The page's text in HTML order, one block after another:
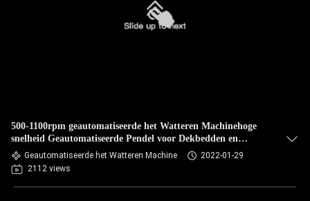
500-1100rpm geautomatiseerde het Watteren Machinehoge
snelheid Geautomatiseerde Pendel voor Dekbedden en
Dekbedden
Geautomatiseerde het Watteren Machine
2022-01-29
2112 views